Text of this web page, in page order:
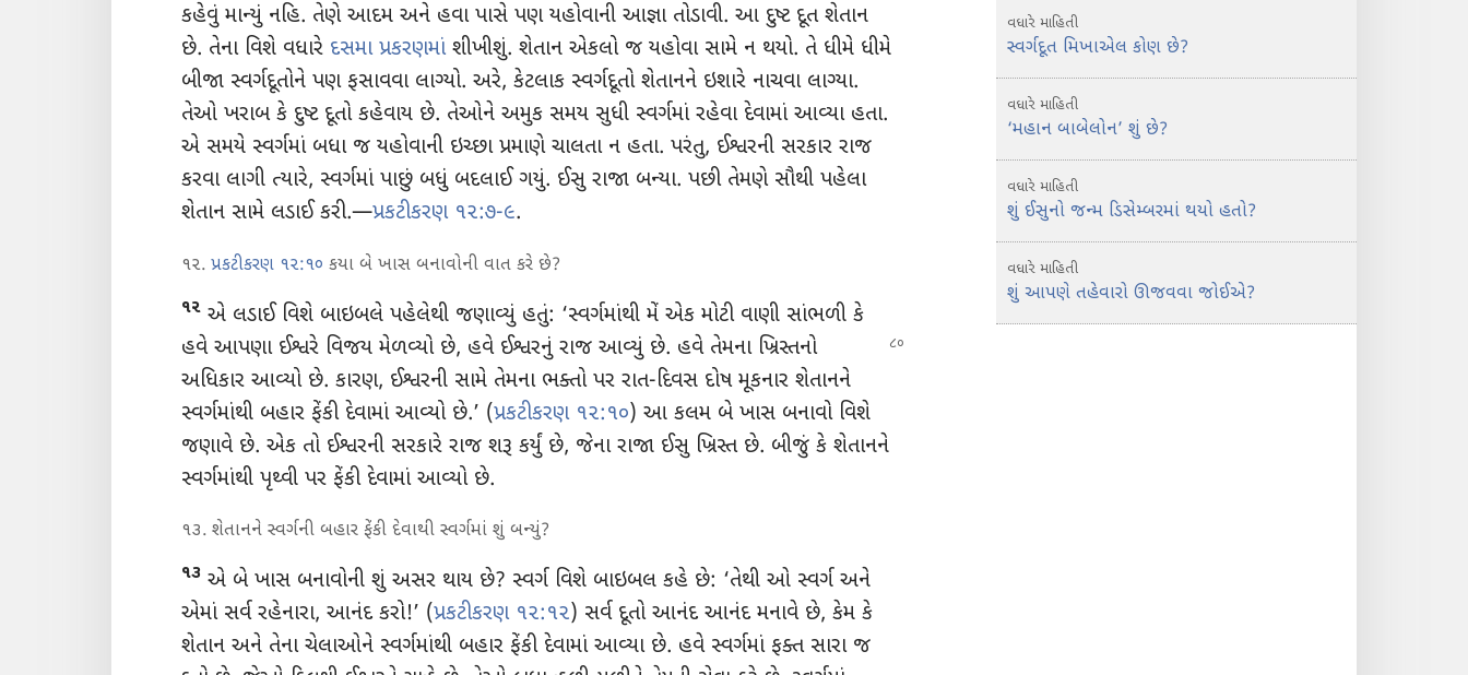
કહેવું માન્યું નહિ. તેણે આદમ અને હવા પાસે પણ યહોવાની આજ્ઞા તોડાવી. આ દુષ્ટ દૂત શેતાન
છે. તેના વિશે વધારે દસમા પ્રકરણમાંશીખીશું. શેતાન એકલો જ યહોવા સામે ન થયો. તે ધીમે ધીમે
બીજા સ્વર્ગદૂતોને પણ ફસાવવા લાગ્યો. અરે, કેટલાક સ્વર્ગદૂતો શેતાનને ઇશારે નાચવા લાગ્યા.
તેઓ ખરાબ કે દુષ્ટ દૂતો કહેવાય છે. તેઓને અમુક સમય સુધી સ્વર્ગમાં રહેવા દેવામાં આવ્યા હતા.
એ સમયે સ્વર્ગમાં બધા જ યહોવાની ઇચ્છા પ્રમાણે ચાલતા ન હતા. પરંતુ, ઈશ્વરની સરકાર રાજ
કરવા લાગી ત્યારે, સ્વર્ગમાં પાછું બધું બદલાઈ ગયું. ઈસુ રાજા બન્યા. પછી તેમણે સૌથી પહેલા
શેતાન સામે લડાઈ કરી.—પ્રકટીકરણ ૧૨:૭-૯.
૧૨. પ્રકટીકરણ ૧૨:૧૦ કયા બે ખાસ બનાવોની વાત કરે છે?
૧૨ એ લડાઈ વિશે બાઇબલે પહેલેથી જણાવ્યું હતું: ‘સ્વર્ગમાંથી મેં એક મોટી વાણી સાંભળી કે
હવે આપણા ઈશ્વરે વિજય મેળવ્યો છે, હવે ઈશ્વરનું રાજ આવ્યું છે. હવે તેમના ખ્રિસ્તનો
અધિકાર આવ્યો છે. કારણ, ઈશ્વરની સામે તેમના ભક્તો પર રાત-દિવસ દોષ મૂકનાર શેતાનને
સ્વર્ગમાંથી બહાર ફેંકી દેવામાં આવ્યો છે.’ (પ્રકટીકરણ ૧૨:૧૦) આ કલમ બે ખાસ બનાવો વિશે
જણાવે છે. એક તો ઈશ્વરની સરકારે રાજ શરૂ કર્યું છે, જેના રાજા ઈસુ ખ્રિસ્ત છે. બીજું કે શેતાનને
સ્વર્ગમાંથી પૃથ્વી પર ફેંકી દેવામાં આવ્યો છે.
૧૩. શેતાનને સ્વર્ગની બહાર ફેંકી દેવાથી સ્વર્ગમાં શું બન્યું?
૧૩ એ બે ખાસ બનાવોની શું અસર થાય છે? સ્વર્ગ વિશે બાઇબલ કહે છે: ‘તેથી ઓ સ્વર્ગ અને
એમાં સર્વ રહેનારા, આનંદ કરો!’ (પ્રકટીકરણ ૧૨:૧૨) સર્વ દૂતો આનંદ આનંદ મનાવે છે, કેમ કે
શેતાન અને તેના ચેલાઓને સ્વર્ગમાંથી બહાર ફેંકી દેવામાં આવ્યા છે. હવે સ્વર્ગમાં ફક્ત સારા જ
વધારે માહિતી
સ્વર્ગદૂત મિખાએલ કોણ છે?
વધારે માહિતી
‘મહાન બાબેલોન’ શું છે?
વધારે માહિતી
શું ઈસુનો જન્મ ડિસેમ્બરમાં થયો હતો?
વધારે માહિતી
શું આપણે તહેવારો ઊજવવા જોઈએ?